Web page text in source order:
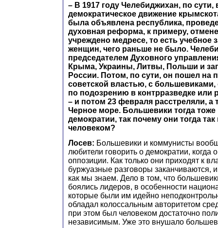
– В 1917 году Челебиджихан, по сути,
демократическое движение
была объявлена республика,
духовная реформа, к примеру,
учреждено медресе, то есть учебное
женщин, чего раньше не было.
председателем Духовного
Крыма, Украины, Литвы, Польши и
России. Потом, по сути, он пошел на
советской властью, с большевиками,
по подозрению в контрразведке или
– и потом 23 февраля расстреляли, а
Черное море. Большевики тогда тоже
демократии, так почему они тогда
человеком?
Лосев: Большевики и коммунисты
любители говорить о демократии, когда
оппозиции. Как только они приходят к
буржуазные разговоры заканчиваются,
как мы знаем. Дело в том, что
боялись лидеров, в особенности
которые были им идейно
обладал колоссальным авторитетом
при этом был человеком достаточно
независимым. Уже это внушало